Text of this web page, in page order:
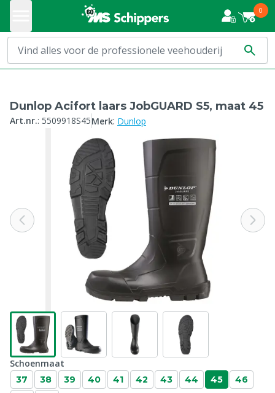
0
Dunlop Acifort laars JobGUARD S5, maat 45
Art.nr.: 5509918S45Merk: Dunlop
Schoenmaat
37 38 39 40 41 42 43 44 45
46